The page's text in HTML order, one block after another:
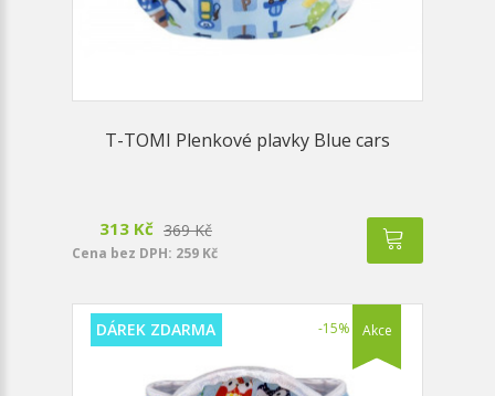
T-TOMI Plenkové plavky Blue cars
313 Kč 369 Kč
Cena bez DPH: 259 Kč
DÁREK ZDARMA Akce
-15%